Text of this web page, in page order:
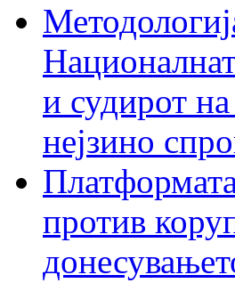
и судирот
нејзино
против